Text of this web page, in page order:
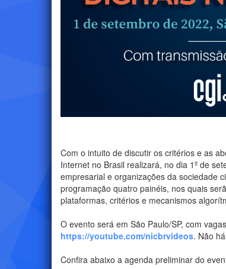
Com o intuito de discutir os critérios e as
Internet no Brasil realizará, no dia 1º de
empresarial e organizações da sociedade
programação quatro painéis, nos quais
plataformas, critérios e mecanismos
O evento será em São Paulo/SP, com
https://youtube.com/nicbrvideos. Não
Confira abaixo a agenda preliminar do